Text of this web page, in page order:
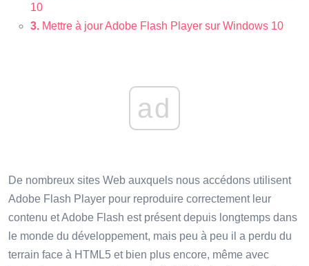
10
3. Mettre à jour Adobe Flash Player sur Windows 10
ad
De nombreux sites Web auxquels nous accédons utilisent
Adobe Flash Player pour reproduire correctement leur
contenu et Adobe Flash est présent depuis longtemps dans
le monde du développement, mais peu à peu il a perdu du
terrain face à HTML5 et bien plus encore, même avec